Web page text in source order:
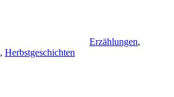
Erzählungen,
, Herbstgeschichten